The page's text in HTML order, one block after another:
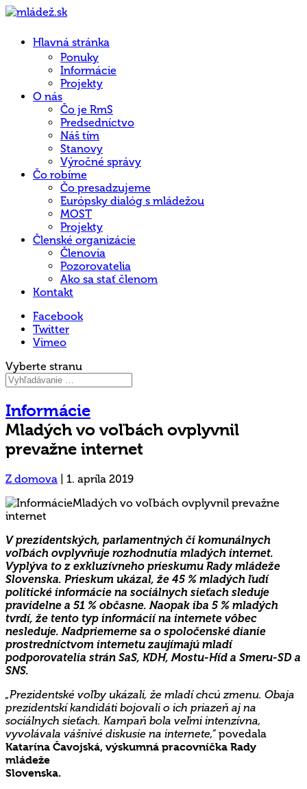
Hlavná stránka
Ponuky
Informácie
Projekty
O nás
Čo je RmS
Predsedníctvo
Náš tím
Stanovy
Výročné správy
Čo robíme
Čo presadzujeme
Európsky dialóg s mládežou
MOST
Projekty
Členské organizácie
Členovia
Pozorovatelia
Ako sa stať členom
Kontakt
Facebook
Twitter
Vimeo
Vyberte stranu
Informácie
Mladých vo voľbách ovplyvnil
prevažne internet
Z domova 1. apríla 2019
V prezidentských, parlamentných či komunálnych
voľbách ovplyvňuje rozhodnutia mladých internet.
Vyplýva to z exkluzívneho prieskumu Rady mládeže
Slovenska. Prieskum ukázal, že 45 % mladých ľudí
politické informácie na sociálnych sieťach sleduje
pravidelne a 51 % občasne. Naopak iba 5 % mladých
tvrdí, že tento typ informácií na internete vôbec
nesleduje. Nadpriemerne sa o spoločenské dianie
prostredníctvom internetu zaujímajú mladí
podporovatelia strán SaS, KDH, Mostu-Híd a Smeru-SD a
SNS.
„Prezidentské voľby ukázali, že mladí chcú zmenu. Obaja
prezidentskí kandidáti bojovali o ich priazeň aj na
sociálnych sieťach. Kampaň bola veľmi intenzívna,
vyvolávala vášnivé diskusie na internete,“povedala
Katarína Čavojská, výskumná pracovníčka Rady
mládeže
Slovenska.